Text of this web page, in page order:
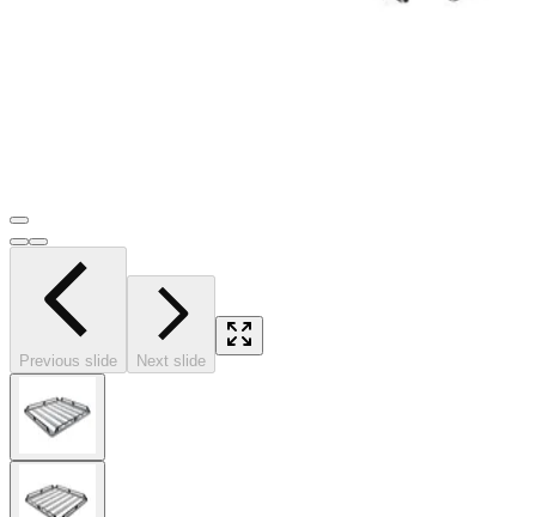
Previous slide Next slide